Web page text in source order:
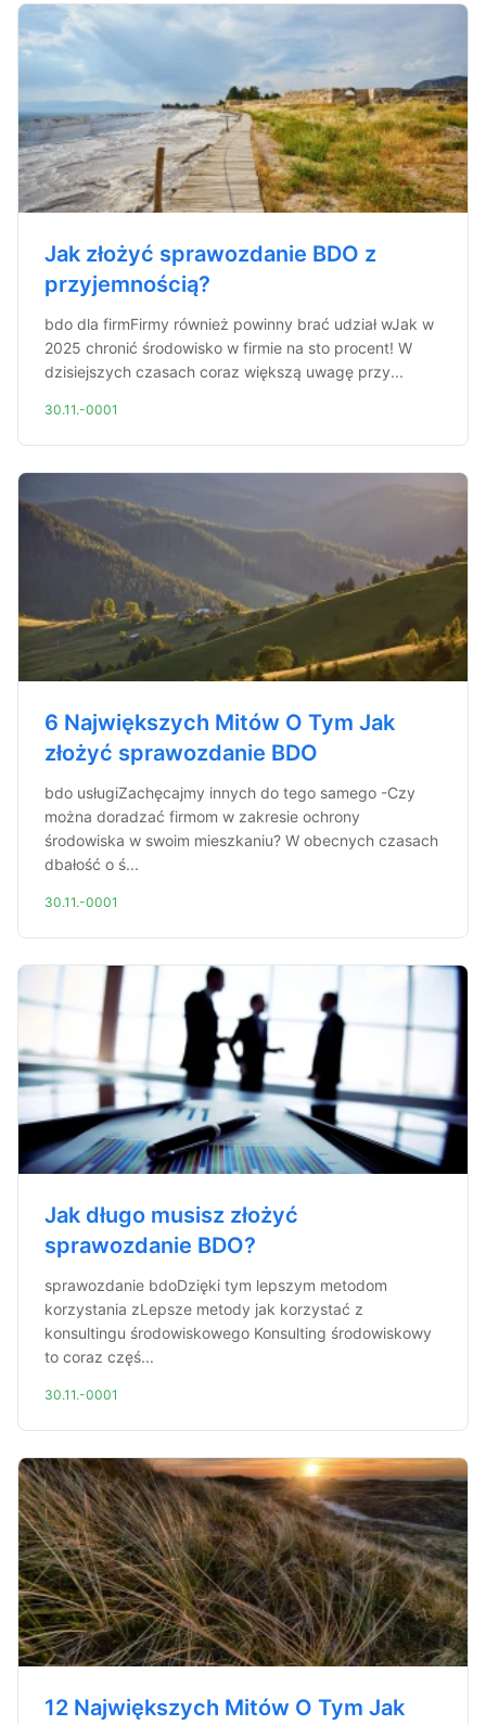
Jak złożyć sprawozdanie BDO z
przyjemnością?
bdo dla firmFirmy również powinny brać udział wJak w
2025 chronić środowisko w firmie na sto procent! W
dzisiejszych czasach coraz większą uwagę przy...
30.11.-0001
6 Największych Mitów O Tym Jak
złożyć sprawozdanie BDO
bdo usługiZachęcajmy innych do tego samego -Czy
można doradzać firmom w zakresie ochrony
środowiska w swoim mieszkaniu? W obecnych czasach
dbałość o ś...
30.11.-0001
Jak długo musisz złożyć
sprawozdanie BDO?
sprawozdanie bdoDzięki tym lepszym metodom
korzystania zLepsze metody jak korzystać z
konsultingu środowiskowego Konsulting środowiskowy
to coraz częś...
30.11.-0001
12 Największych Mitów O Tym Jak